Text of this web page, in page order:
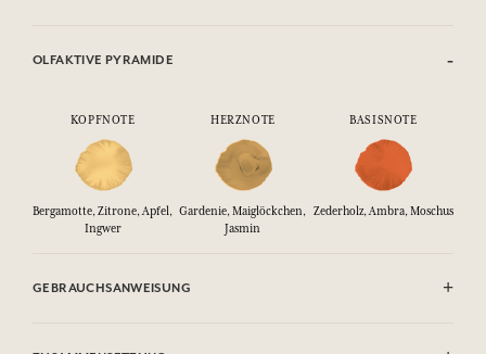
OLFAKTIVE PYRAMIDE
KOPFNOTE HERZNOTE BASISNOTE
Bergamotte, Zitrone, Apfel,
Ingwer
Gardenie, Maiglöckchen,
Jasmin
Zederholz, Ambra, Moschus
GEBRAUCHSANWEISUNG